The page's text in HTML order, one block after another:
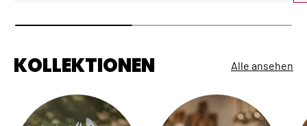
KOLLEKTIONEN Alle ansehen